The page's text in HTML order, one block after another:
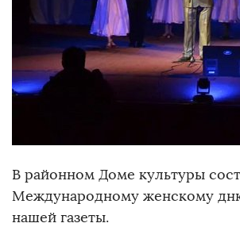
В районном Доме культуры
Международному женскому
нашей газеты.